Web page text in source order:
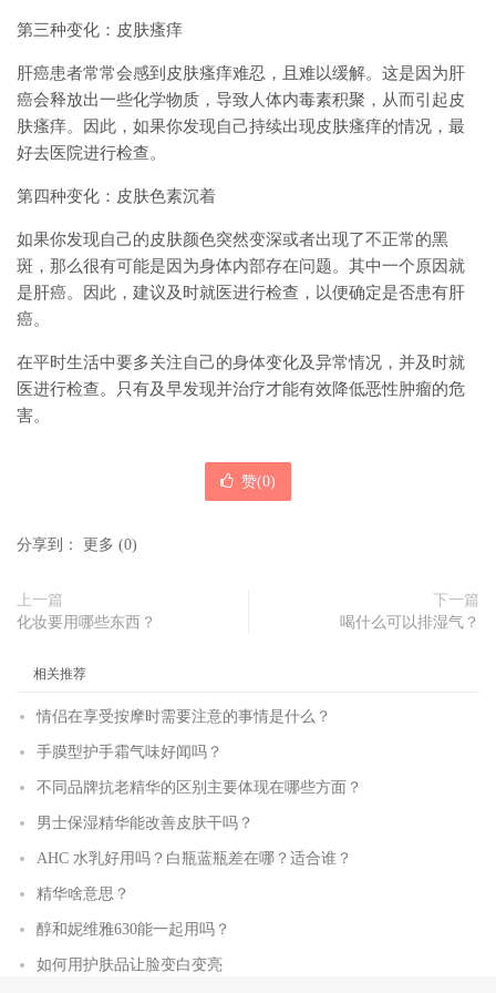
第三种变化：皮肤瘙痒
肝癌患者常常会感到皮肤瘙痒难忍，且难以缓解。这是因为肝
癌会释放出一些化学物质，导致人体内毒素积聚，从而引起皮
肤瘙痒。因此，如果你发现自己持续出现皮肤瘙痒的情况，最
好去医院进行检查。
第四种变化：皮肤色素沉着
如果你发现自己的皮肤颜色突然变深或者出现了不正常的黑
斑，那么很有可能是因为身体内部存在问题。其中一个原因就
是肝癌。因此，建议及时就医进行检查，以便确定是否患有肝
癌。
在平时生活中要多关注自己的身体变化及异常情况，并及时就
医进行检查。只有及早发现并治疗才能有效降低恶性肿瘤的危
害。
赞(0)
分享到： 更多 (0)
上一篇
化妆要用哪些东西？
下一篇
喝什么可以排湿气？
相关推荐
情侣在享受按摩时需要注意的事情是什么？
手膜型护手霜气味好闻吗？
不同品牌抗老精华的区别主要体现在哪些方面？
男士保湿精华能改善皮肤干吗？
AHC 水乳好用吗？白瓶蓝瓶差在哪？适合谁？
精华啥意思？
醇和妮维雅630能一起用吗？
如何用护肤品让脸变白变亮